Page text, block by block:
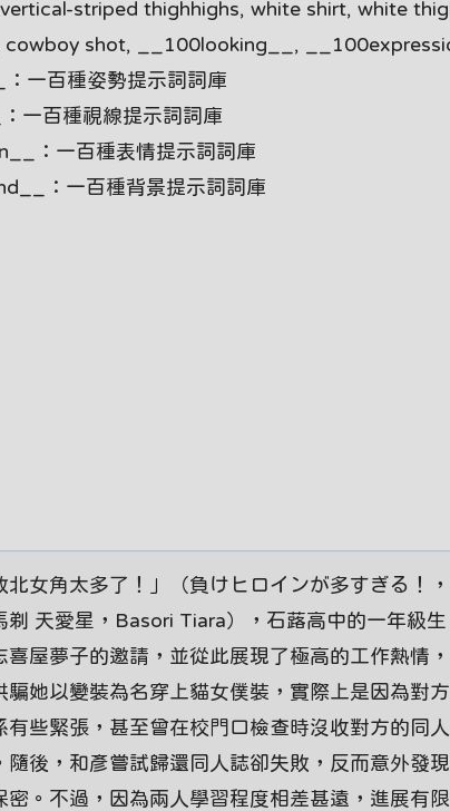
striped thighhighs, white shirt, white
cowboy shot, __100looking__,
一百種姿勢提示詞詞庫
一百種視線提示詞詞庫
：一百種表情提示詞詞庫
：一百種背景提示詞詞庫
北女角太多了！」（負けヒロインが多すぎる！
剃 天愛星，Basori Tiara），石蕗高中的一年級
喜屋夢子的邀請，並從此展現了極高的工作熱情
騙她以變裝為名穿上貓女僕裝，實際上是因為對
有些緊張，甚至曾在校門口檢查時沒收對方的同
隨後，和彥嘗試歸還同人誌卻失敗，反而意外發
密。不過，因為兩人學習程度相差甚遠，進展有